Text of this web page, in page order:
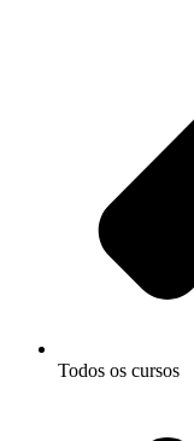
Todos os cursos